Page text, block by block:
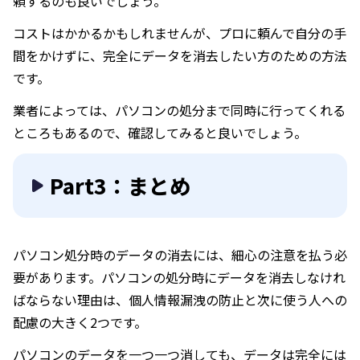
コストはかかるかもしれませんが、プロに頼んで自分の手
間をかけずに、完全にデータを消去したい方のための方法
です。
業者によっては、パソコンの処分まで同時に行ってくれる
ところもあるので、確認してみると良いでしょう。
Part3：まとめ
パソコン処分時のデータの消去には、細心の注意を払う必
要があります。パソコンの処分時にデータを消去しなけれ
ばならない理由は、個人情報漏洩の防止と次に使う人への
配慮の大きく2つです。
パソコンのデータを一つ一つ消しても、データは完全には